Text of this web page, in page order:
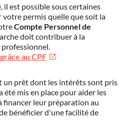
il est possible sous certaines
permis quelle que soit la
Compte Personnel de
doit contribuer à la
au CPF
un prêt dont les intérêts sont pris
été mis en place pour aider les
financer leur préparation au
bénéficier d'une facilité de